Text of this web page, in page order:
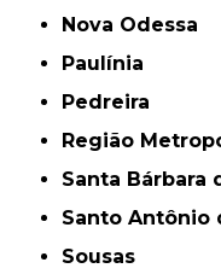
Nova Odessa
Paulínia
Pedreira
Região
Santa Bárbara
Santo Antônio
Sousas